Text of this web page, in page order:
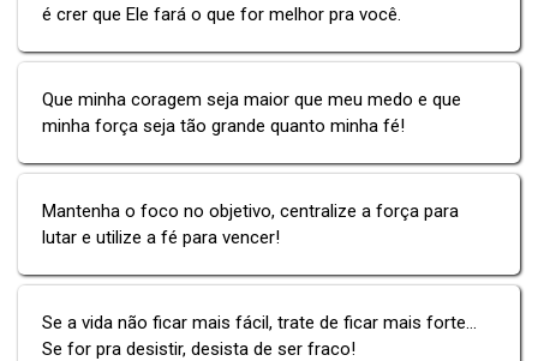
é crer que Ele fará o que for melhor pra você.
Que minha coragem seja maior que meu medo e que
minha força seja tão grande quanto minha fé!
Mantenha o foco no objetivo, centralize a força para
lutar e utilize a fé para vencer!
Se a vida não ficar mais fácil, trate de ficar mais forte...
Se for pra desistir, desista de ser fraco!